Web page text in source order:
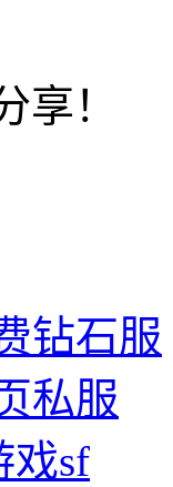
享！
钻石服
私服
戏sf